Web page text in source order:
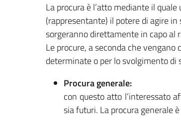
La procura è l’atto mediante il
(rappresentante) il potere di agire
sorgeranno direttamente in capo al
Le procure, a seconda che
determinate o per lo svolgimento di
Procura generale:
con questo atto l’interessato
sia futuri. La procura generale